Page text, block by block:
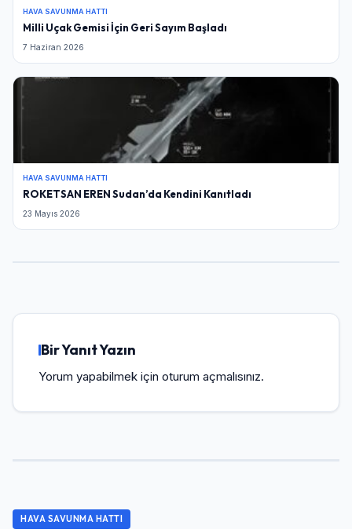
HAVA SAVUNMA HATTI
Milli Uçak Gemisi İçin Geri Sayım Başladı
7 Haziran 2026
HAVA SAVUNMA HATTI
ROKETSAN EREN Sudan’da Kendini Kanıtladı
23 Mayıs 2026
Bir Yanıt Yazın
Yorum yapabilmek için oturum açmalısınız.
HAVA SAVUNMA HATTI